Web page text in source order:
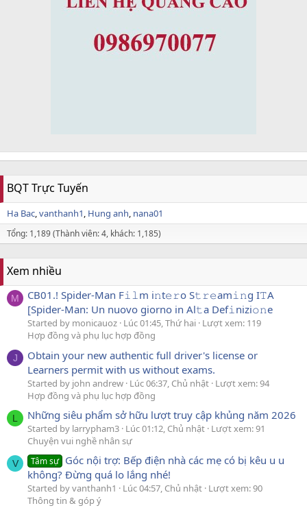
BQT Trực Tuyến
Ha Bac vanthanh1 Hung anh nana01
Tổng: 1,189 (Thành viên: 4, khách: 1,185)
Xem nhiều
M
CB01.! Spider-Man F𝚒𝚕m i𝚗t𝚎𝚛o S𝚝𝚛𝚎am𝚒𝚗g I𝚃A
[Spider-Man: Un nuovo giorno in Al𝚝a Def𝚒nizi𝚘𝚗e
Started by monicauoz Lúc 01:45, Thứ hai Lượt xem: 119
Hợp đồng và phụ lục hợp đồng
J
Obtain your new authentic full driver's license or
Learners permit with us without exams.
Started by john andrew Lúc 06:37, Chủ nhật Lượt xem: 94
Hợp đồng và phụ lục hợp đồng
L Những siêu phẩm sở hữu lượt truy cập khủng năm 2026
Started by larrypham3 Lúc 01:12, Chủ nhật Lượt xem: 91
Chuyện vui nghề nhân sự
V Tâm sự Góc nội trợ: Bếp điện nhà các mẹ có bị kêu u u
không? Đừng quá lo lắng nhé!
Started by vanthanh1 Lúc 04:57, Chủ nhật Lượt xem: 90
Thông tin & góp ý